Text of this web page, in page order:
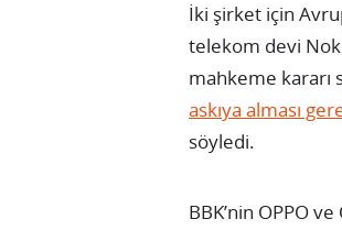
İki şirket için
telekom devi
mahkeme kararı
askıya alması
söyledi.
BBK’nin OPPO